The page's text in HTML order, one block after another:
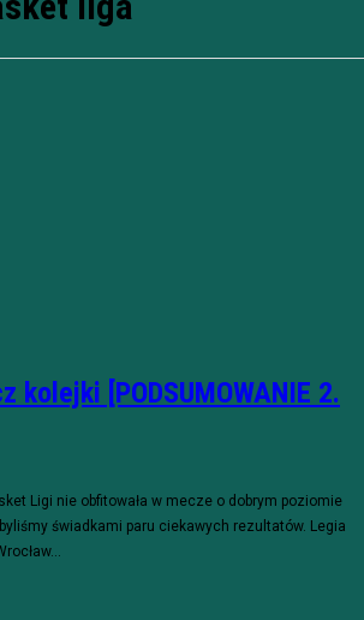
kolejki [PODSUMOWANIE 2.
Ligi nie obfitowała w mecze o dobrym poziomie
świadkami paru ciekawych rezultatów. Legia